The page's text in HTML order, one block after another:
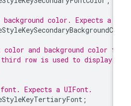
background color. Expects a
color and background
third row is used to display
font. Expects a UIFont.